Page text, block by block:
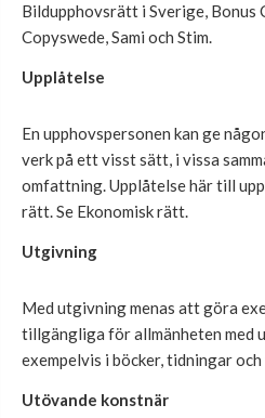
Bildupphovsrätt i Sverige, Bonus
Copyswede, Sami och Stim.
Upplåtelse
En upphovspersonen kan ge
verk på ett visst sätt, i vissa
omfattning. Upplåtelse här till
rätt. Se Ekonomisk rätt.
Utgivning
Med utgivning menas att göra
tillgängliga för allmänheten med
exempelvis i böcker, tidningar
Utövande konstnär